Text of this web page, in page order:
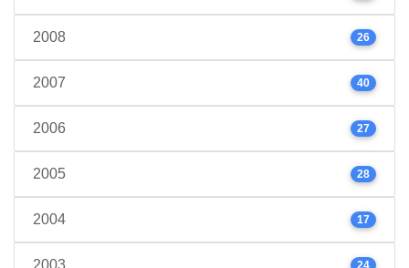
2008 26
2007 40
2006 27
2005 28
2004 17
2003 24